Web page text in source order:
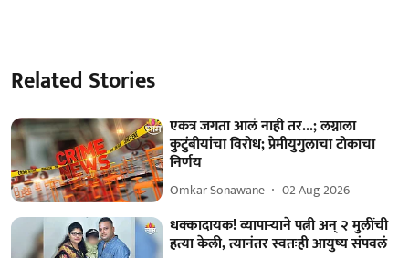
Related Stories
एकत्र जगता आलं नाही तर...; लग्नाला
कुटुंबीयांचा विरोध; प्रेमीयुगुलाचा टोकाचा
निर्णय
Omkar Sonawane 02 Aug 2026
धक्कादायक! व्यापाऱ्याने पत्नी अन् २ मुलींची
हत्या केली, त्यानंतर स्वतःही आयुष्य संपवलं